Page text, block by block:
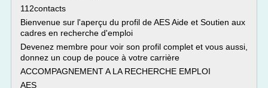
112contacts
Bienvenue sur l'aperçu du profil de AES Aide et Soutien aux
cadres en recherche d'emploi
Devenez membre pour voir son profil complet et vous aussi,
donnez un coup de pouce à votre carrière
ACCOMPAGNEMENT A LA RECHERCHE EMPLOI
AES